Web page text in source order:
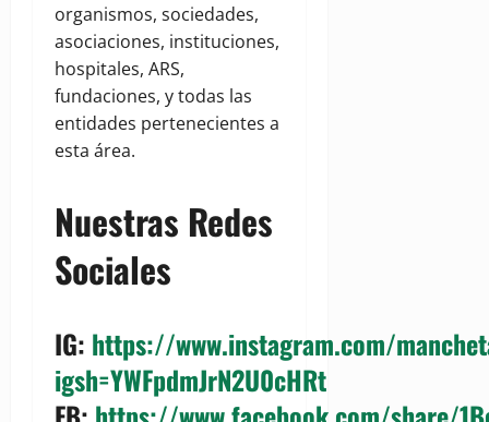
organismos, sociedades,
asociaciones, instituciones,
hospitales, ARS,
fundaciones, y todas las
entidades pertenecientes a
esta área.
Nuestras Redes
Sociales
IG: https://www.instagram.com/
igsh=YWFpdmJrN2U0cHRt